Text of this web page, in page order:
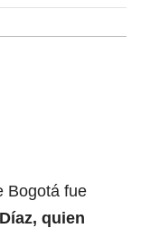
Bogotá fue
quien